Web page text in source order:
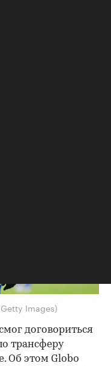
Images)
договориться
трансферу
Об этом Globo